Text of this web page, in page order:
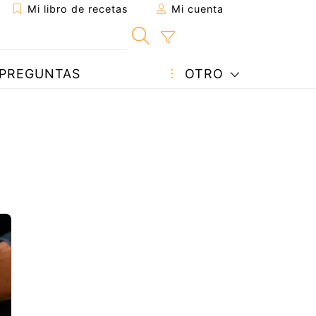
Mi libro de recetas Mi cuenta
OTRO